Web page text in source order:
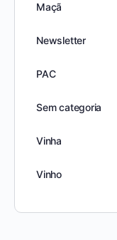
Maçã
Newsletter
PAC
Sem categoria
Vinha
Vinho